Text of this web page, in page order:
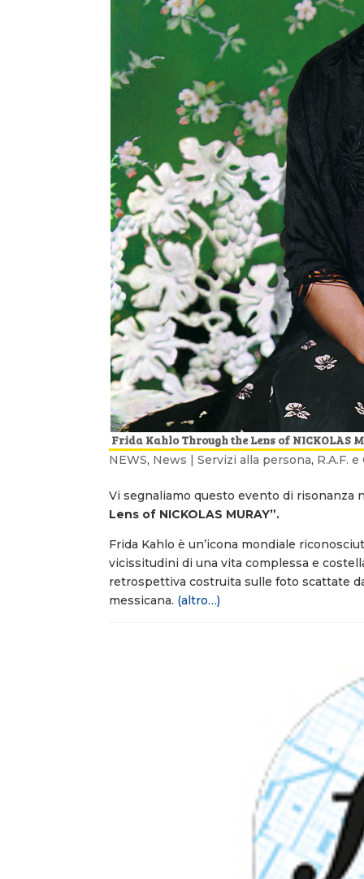
Frida Kahlo Through the Lens of NICKOLAS
NEWS, News | Servizi alla persona, R.A.F.
Vi segnaliamo questo evento di risonanza
Lens of NICKOLAS MURAY”.
Frida Kahlo è un’icona mondiale
vicissitudini di una vita complessa e
retrospettiva costruita sulle foto scattate
messicana. (altro…)